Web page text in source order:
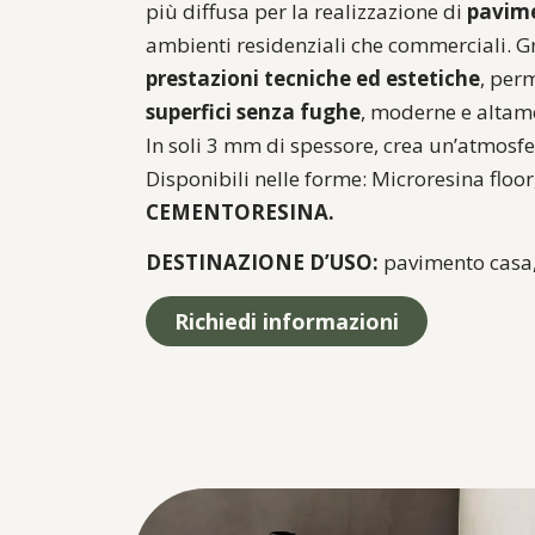
più diffusa per la realizzazione di
ambienti residenziali che commerciali.
prestazioni tecniche ed estetiche,
superfici senza fughe, moderne e
In soli 3 mm di spessore, crea
Disponibili nelle forme: Microresina
CEMENTORESINA.
DESTINAZIONE D’USO: pavimento
Richiedi informazioni